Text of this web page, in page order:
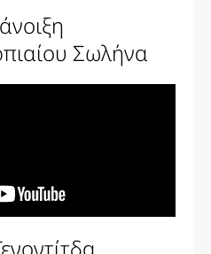
Σωλήνα